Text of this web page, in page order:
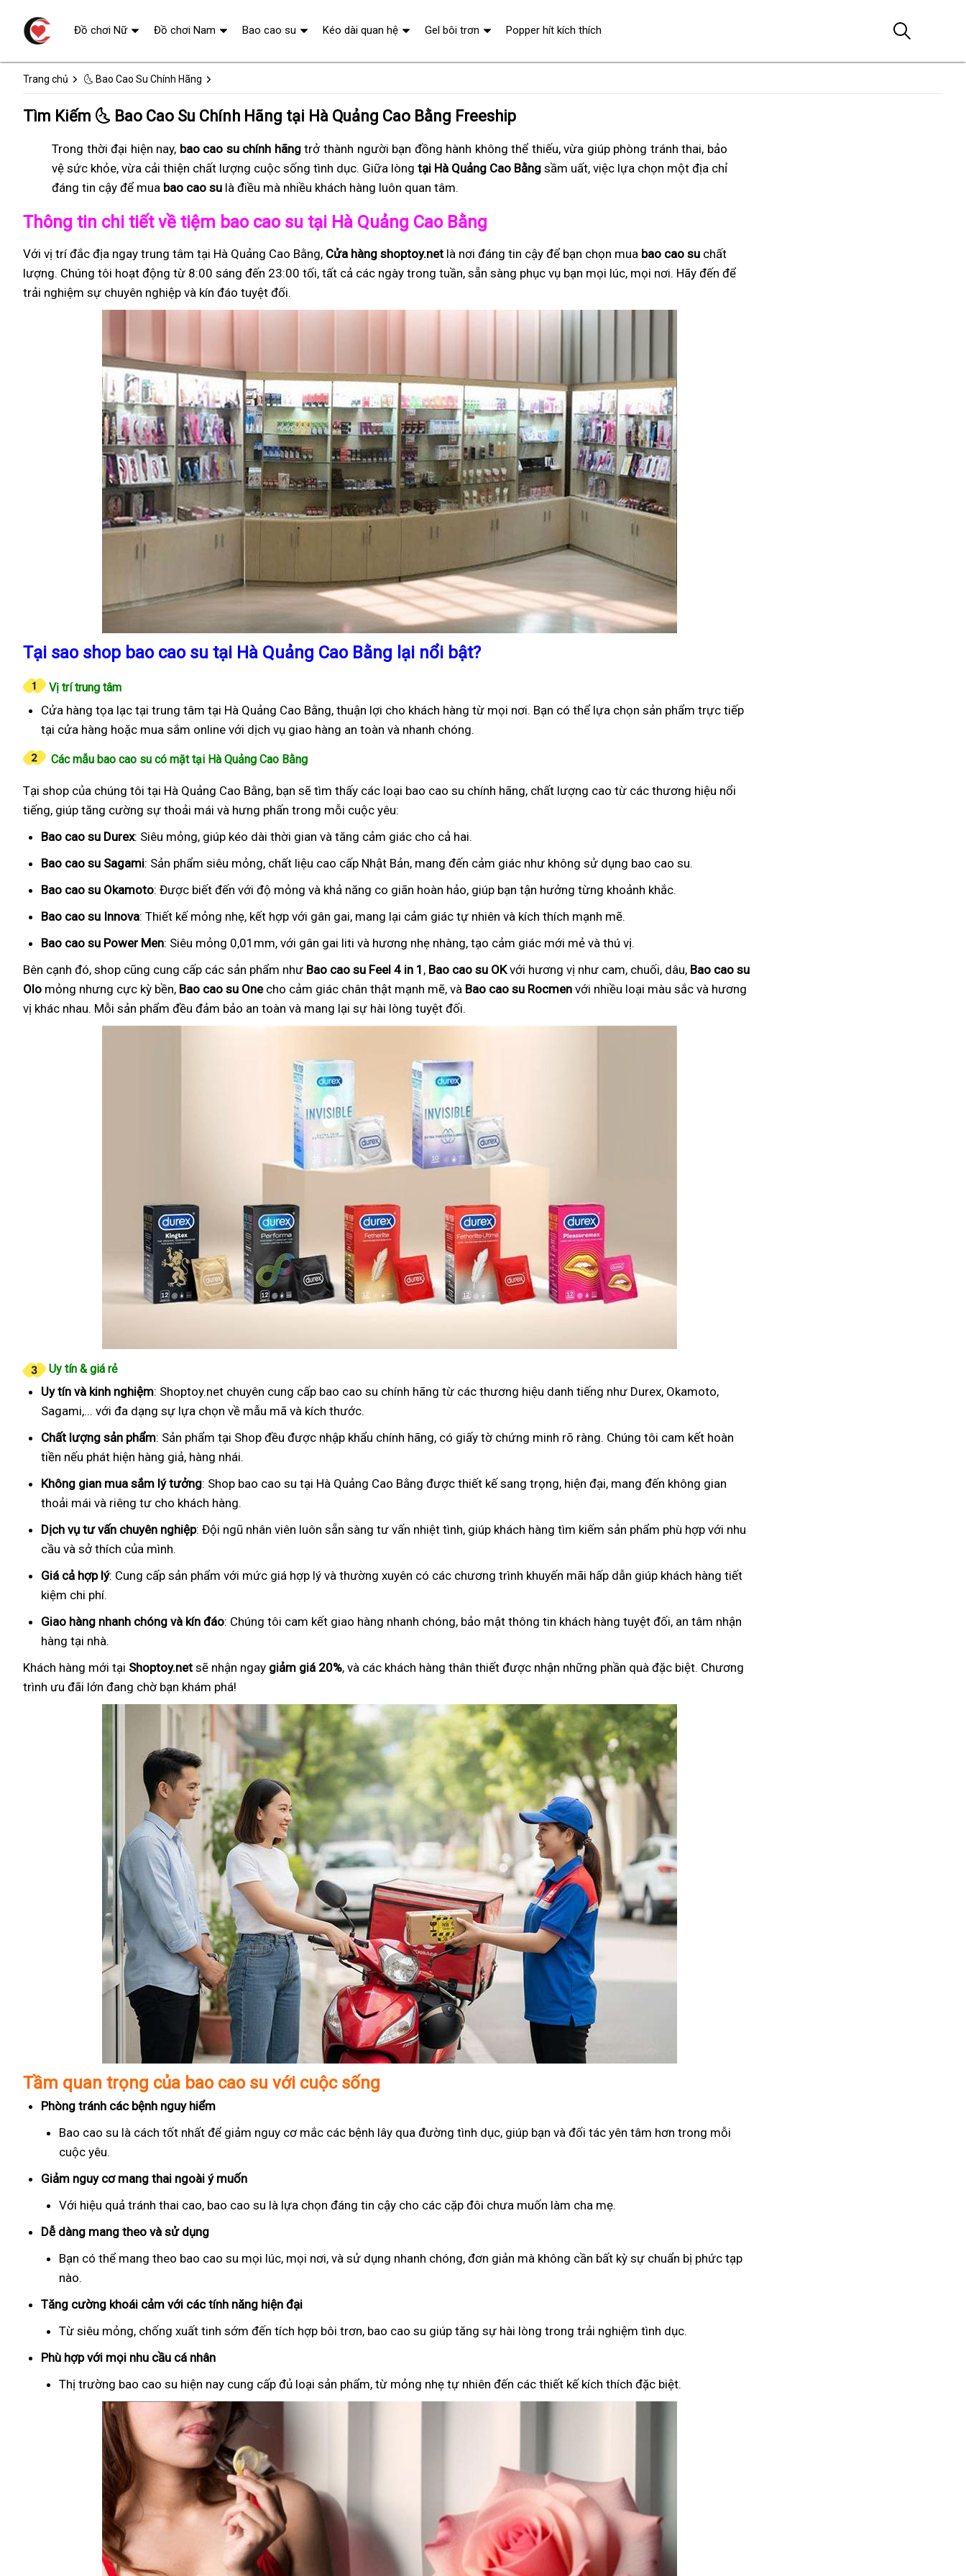
Trang chủ 🌜 Bao Cao Su Chính Hãng
Tìm Kiếm 🌜 Bao Cao Su Chính Hãng tại Hà Quảng Cao Bằng Freeship
Trong thời đại hiện nay, bao cao su chính hãngtrở thành người bạn đồng hành không thể thiếu, vừa giúp phòng tránh thai, bảo
vệ sức khỏe, vừa cải thiện chất lượng cuộc sống tình dục. Giữa lòng tại Hà Quảng Cao Bằng sầm uất, việc lựa chọn một địa chỉ
đáng tin cậy để mua bao cao su là điều mà nhiều khách hàng luôn quan tâm.
Thông tin chi tiết về tiệm bao cao su tại Hà Quảng Cao Bằng
Với vị trí đắc địa ngay trung tâm tại Hà Quảng Cao Bằng, Cửa hàng shoptoy.net là nơi đáng tin cậy để bạn chọn mua bao cao su chất
lượng. Chúng tôi hoạt động từ 8:00 sáng đến 23:00 tối, tất cả các ngày trong tuần, sẵn sàng phục vụ bạn mọi lúc, mọi nơi. Hãy đến để
trải nghiệm sự chuyên nghiệp và kín đáo tuyệt đối.
Tại sao shop bao cao su tại Hà Quảng Cao Bằng lại nổi bật?
Vị trí trung tâm
Cửa hàng tọa lạc tại trung tâm tại Hà Quảng Cao Bằng, thuận lợi cho khách hàng từ mọi nơi. Bạn có thể lựa chọn sản phẩm trực tiếp
tại cửa hàng hoặc mua sắm online với dịch vụ giao hàng an toàn và nhanh chóng.
Các mẫu bao cao su có mặt tại Hà Quảng Cao Bằng
Tại shop của chúng tôi tại Hà Quảng Cao Bằng, bạn sẽ tìm thấy các loại bao cao su chính hãng, chất lượng cao từ các thương hiệu nổi
tiếng, giúp tăng cường sự thoải mái và hưng phấn trong mỗi cuộc yêu:
Bao cao su Durex: Siêu mỏng, giúp kéo dài thời gian và tăng cảm giác cho cả hai.
Bao cao su Sagami: Sản phẩm siêu mỏng, chất liệu cao cấp Nhật Bản, mang đến cảm giác như không sử dụng bao cao su.
Bao cao su Okamoto: Được biết đến với độ mỏng và khả năng co giãn hoàn hảo, giúp bạn tận hưởng từng khoảnh khắc.
Bao cao su Innova: Thiết kế mỏng nhẹ, kết hợp với gân gai, mang lại cảm giác tự nhiên và kích thích mạnh mẽ.
Bao cao su Power Men: Siêu mỏng 0,01mm, với gân gai liti và hương nhẹ nhàng, tạo cảm giác mới mẻ và thú vị.
Bên cạnh đó, shop cũng cung cấp các sản phẩm như Bao cao su Feel 4 in 1 , Bao cao su OKvới hương vị như cam, chuối, dâu, Bao cao su
Olo mỏng nhưng cực kỳ bền, Bao cao su Onecho cảm giác chân thật mạnh mẽ, và Bao cao su Rocmen với nhiều loại màu sắc và hương
vị khác nhau. Mỗi sản phẩm đều đảm bảo an toàn và mang lại sự hài lòng tuyệt đối.
Uy tín & giá rẻ
Uy tín và kinh nghiệm: Shoptoy.net chuyên cung cấp bao cao su chính hãng từ các thương hiệu danh tiếng như Durex, Okamoto,
Sagami,... với đa dạng sự lựa chọn về mẫu mã và kích thước.
Chất lượng sản phẩm: Sản phẩm tại Shop đều được nhập khẩu chính hãng, có giấy tờ chứng minh rõ ràng. Chúng tôi cam kết hoàn
tiền nếu phát hiện hàng giả, hàng nhái.
Không gian mua sắm lý tưởng: Shop bao cao su tại Hà Quảng Cao Bằng được thiết kế sang trọng, hiện đại, mang đến không gian
thoải mái và riêng tư cho khách hàng.
Dịch vụ tư vấn chuyên nghiệp: Đội ngũ nhân viên luôn sẵn sàng tư vấn nhiệt tình, giúp khách hàng tìm kiếm sản phẩm phù hợp với nhu
cầu và sở thích của mình.
Giá cả hợp lý: Cung cấp sản phẩm với mức giá hợp lý và thường xuyên có các chương trình khuyến mãi hấp dẫn giúp khách hàng tiết
kiệm chi phí.
Giao hàng nhanh chóng và kín đáo: Chúng tôi cam kết giao hàng nhanh chóng, bảo mật thông tin khách hàng tuyệt đối, an tâm nhận
hàng tại nhà.
Khách hàng mới tại Shoptoy.net sẽ nhận ngay giảm giá 20%, và các khách hàng thân thiết được nhận những phần quà đặc biệt. Chương
trình ưu đãi lớn đang chờ bạn khám phá!
Tầm quan trọng của bao cao su với cuộc sống
Phòng tránh các bệnh nguy hiểm
Bao cao su là cách tốt nhất để giảm nguy cơ mắc các bệnh lây qua đường tình dục, giúp bạn và đối tác yên tâm hơn trong mỗi
cuộc yêu.
Giảm nguy cơ mang thai ngoài ý muốn
Với hiệu quả tránh thai cao, bao cao su là lựa chọn đáng tin cậy cho các cặp đôi chưa muốn làm cha mẹ.
Dễ dàng mang theo và sử dụng
Bạn có thể mang theo bao cao su mọi lúc, mọi nơi, và sử dụng nhanh chóng, đơn giản mà không cần bất kỳ sự chuẩn bị phức tạp
nào.
Tăng cường khoái cảm với các tính năng hiện đại
Từ siêu mỏng, chống xuất tinh sớm đến tích hợp bôi trơn, bao cao su giúp tăng sự hài lòng trong trải nghiệm tình dục.
Phù hợp với mọi nhu cầu cá nhân
Thị trường bao cao su hiện nay cung cấp đủ loại sản phẩm, từ mỏng nhẹ tự nhiên đến các thiết kế kích thích đặc biệt.
Đồ chơi Nữ Đồ chơi Nam Bao cao su Kéo dài quan hệ Gel bôi trơn Popper hít kích thích